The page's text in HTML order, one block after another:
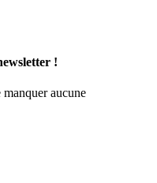
!
aucune